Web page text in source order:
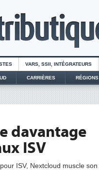
VARS, SSII, INTÉGRATEURS
CARRIÈRES RÉGIONS
davantage
ISV
ISV, Nextcloud muscle son